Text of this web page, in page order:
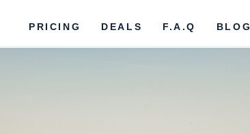
PRICING DEALS F.A.Q BLOG